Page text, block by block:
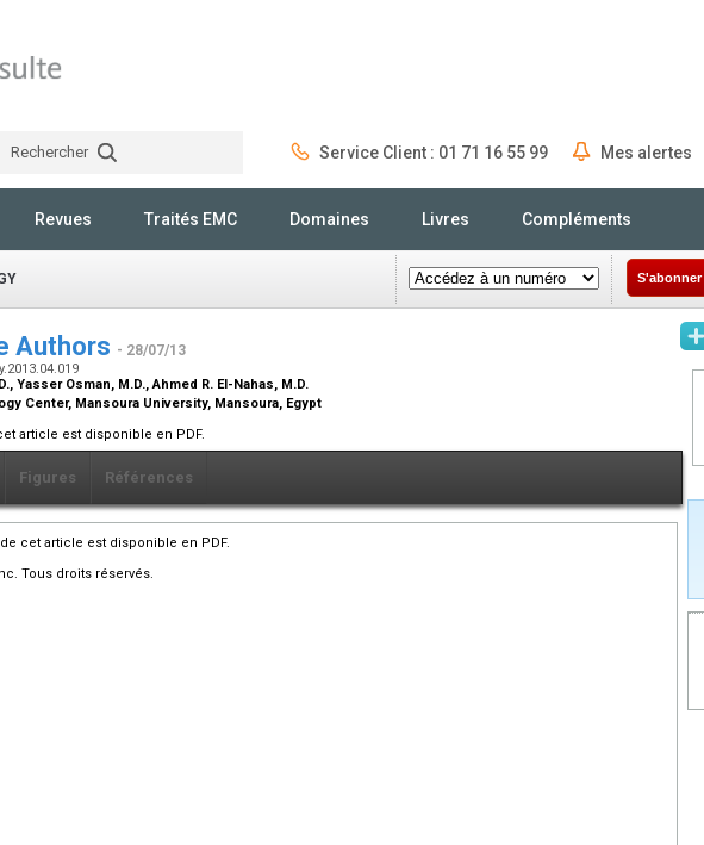
Rechercher Service Client : 01 71 16 55 99 Mes alertes
Revues Traités EMC Domaines Livres Compléments
S'abonner
Authors - 28/07/13
, Yasser Osman, M.D., Ahmed R. El-Nahas, M.D.
Center, Mansoura University, Mansoura, Egypt
article est disponible en PDF.
Figures Références
cet article est disponible en PDF.
Tous droits réservés.